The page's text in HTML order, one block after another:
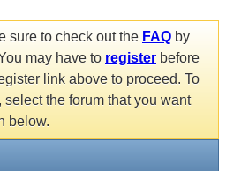
sure to check out the FAQ by
may have to register before
link above to proceed. To
the forum that you want
below.